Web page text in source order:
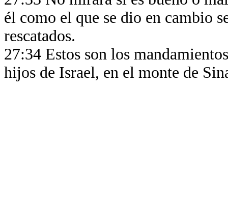
él como el que se dio en cambio
rescatados.
27:34 Estos son los
hijos de Israel, en el monte de